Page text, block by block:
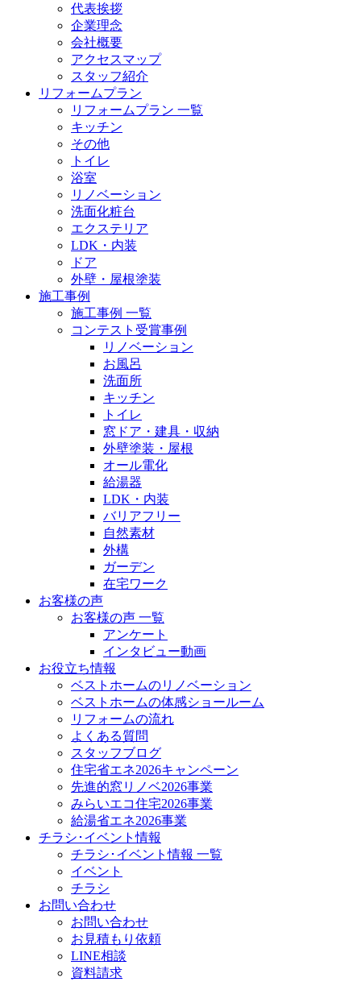
代表挨拶
企業理念
会社概要
アクセスマップ
スタッフ紹介
リフォームプラン
リフォームプラン 一覧
キッチン
その他
トイレ
浴室
リノベーション
洗面化粧台
エクステリア
LDK・内装
ドア
外壁・屋根塗装
施工事例
施工事例 一覧
コンテスト受賞事例
リノベーション
お風呂
洗面所
キッチン
トイレ
窓ドア・建具・収納
外壁塗装・屋根
オール電化
給湯器
LDK・内装
バリアフリー
自然素材
外構
ガーデン
在宅ワーク
お客様の声
お客様の声 一覧
アンケート
インタビュー動画
お役立ち情報
ベストホームのリノベーション
ベストホームの体感ショールーム
リフォームの流れ
よくある質問
スタッフブログ
住宅省エネ2026キャンペーン
先進的窓リノベ2026事業
みらいエコ住宅2026事業
給湯省エネ2026事業
チラシ･イベント情報
チラシ･イベント情報 一覧
イベント
チラシ
お問い合わせ
お問い合わせ
お見積もり依頼
LINE相談
資料請求